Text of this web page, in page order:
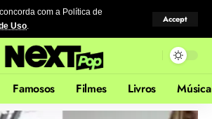
com a Política de
Uso.
Accept
Famosos Filmes Livros Música